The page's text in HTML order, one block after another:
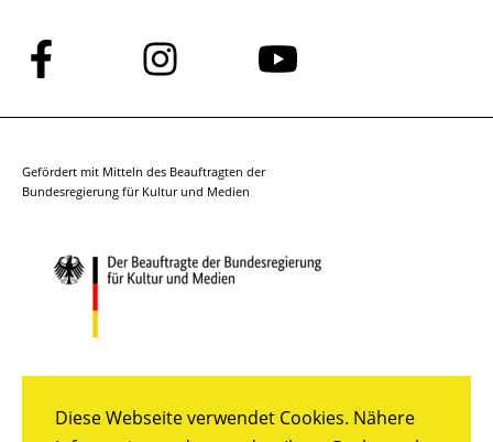
Diese Webseite verwendet Cookies. Nähere
Folge
uns
auf
Folge
uns
auf
Folge
auf
Gefördert mit Mitteln des Beauftragten der
Bundesregierung für Kultur und Medien